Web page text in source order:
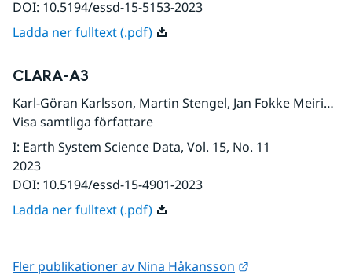
DOI: 10.5194/essd-15-5153-2023
Ladda ner fulltext (.pdf)
CLARA-A3
Karl-Göran Karlsson, Martin Stengel, Jan Fokke Meirink
Visa samtliga författare
I: Earth System Science Data, Vol. 15, No. 11
2023
DOI: 10.5194/essd-15-4901-2023
Ladda ner fulltext (.pdf)
Fler publikationer av Nina Håkansson